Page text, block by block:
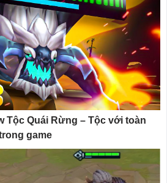
Tộc Quái Rừng – Tộc với toàn
game